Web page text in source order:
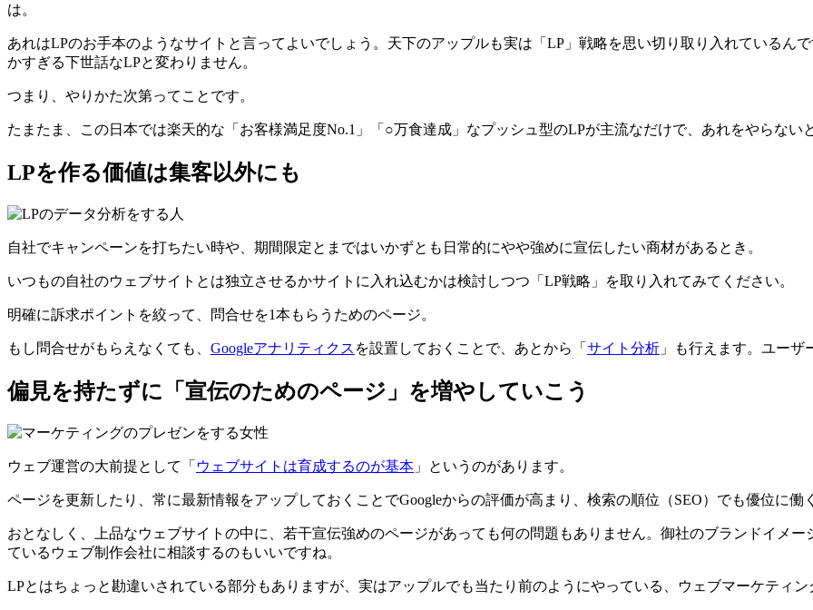
は。
あれはLPのお手本のようなサイトと言ってよいでしょう。天下のアップルも実は「LP」戦略を思い切り取り入れているん
かすぎる下世話なLPと変わりません。
つまり、やりかた次第ってことです。
たまたま、この日本では楽天的な「お客様満足度No.1」「○万食達成」なプッシュ型のLPが主流なだけで、あれをやらない
LPを作る価値は集客以外にも
自社でキャンペーンを打ちたい時や、期間限定とまではいかずとも日常的にやや強めに宣伝したい商材があるとき。
いつもの自社のウェブサイトとは独立させるかサイトに入れ込むかは検討しつつ「LP戦略」を取り入れてみてください。
明確に訴求ポイントを絞って、問合せを1本もらうためのページ。
もし問合せがもらえなくても、 Googleアナリティクス を設置しておくことで、あとから「 サイト分析 」も行えます。ユーザ
偏見を持たずに「宣伝のためのページ」を増やしていこう
ウェブ運営の大前提として「 ウェブサイトは育成するのが基本 」というのがあります。
ページを更新したり、常に最新情報をアップしておくことでGoogleからの評価が高まり、検索の順位（SEO）でも優位に働
おとなしく、上品なウェブサイトの中に、若干宣伝強めのページがあっても何の問題もありません。御社のブランドイメ
ているウェブ制作会社に相談するのもいいですね。
LPとはちょっと勘違いされている部分もありますが、実はアップルでも当たり前のようにやっている、ウェブマーケティン